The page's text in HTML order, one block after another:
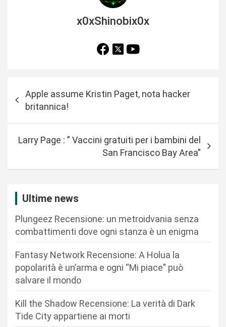
x0xShinobix0x
a
Apple assume Kristin Paget, nota hacker
britannica!
Larry Page : ” Vaccini gratuiti per i bambini del
San Francisco Bay Area”
Ultime news
Plungeez Recensione: un metroidvania senza
combattimenti dove ogni stanza è un enigma
Fantasy Network Recensione: A Holua la
popolarità è un’arma e ogni “Mi piace” può
salvare il mondo
Kill the Shadow Recensione: La verità di Dark
Tide City appartiene ai morti